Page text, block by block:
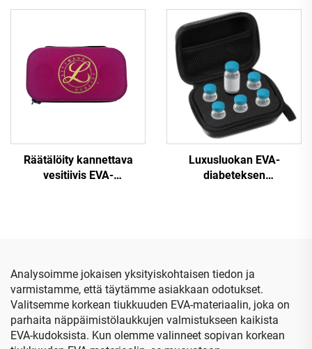
mukautettava sähköisen
maanjäristyksenvastainen,
kestävä, musta;
käytettävissä
leiriytymiseen ja
kovakotinen EVA-kotelo
langattomien
kuulokkeiden
kuljetukseen
Räätälöity kannettava
vesitiivis EVA-
Littmann -merkkisiin
stetoskooppeihin
Luxusluokan EVA-
diabeteksen
insuliinijäähdytyskätkö
Analysoimme jokaisen yksityiskohtaisen tiedon ja
varmistamme, että täytämme asiakkaan odotukset.
Valitsemme korkean tiukkuuden EVA-materiaalin, joka on
parhaita näppäimistölaukkujen valmistukseen kaikista
EVA-kudoksista. Kun olemme valinneet sopivan korkean